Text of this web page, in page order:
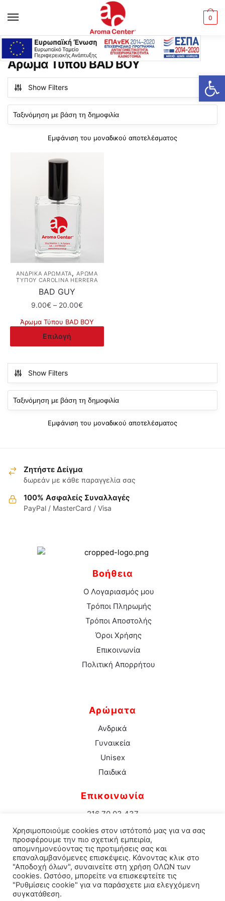
Ανοίξτε τη γραμμή εργαλείων
0
Αρχική σελίδα / Προϊόντα με ετικέτα “Άρωμα Τύπου BAD BOY”
Άρωμα Τύπου BAD BOY
Show Filters
Εμφάνιση του μοναδικού αποτελέσματος
ΑΝΔΡΙΚΑ ΑΡΩΜΑΤΑ,ΆΡΩΜΑ
ΤΎΠΟΥ CAROLINA HERRERA
BAD GUY
9.00€ – 20.00€Price
9.00€
20.00€
Άρωμα Τύπου BAD BOY
Επιλογή
Αυτό
το
έχει
πολλαπλές
παραλλαγές.
Οι
μπορούν
στη
σελίδα
προϊόντος
Show Filters
Εμφάνιση του μοναδικού αποτελέσματος
Ζητήστε Δείγμα
δωρεάν με κάθε παραγγελία σας
100% Ασφαλείς Συναλλαγές
PayPal / MasterCard / Visa
Βοήθεια
Ο Λογαριασμός μου
Τρόποι Πληρωμής
Τρόποι Αποστολής
Όροι Χρήσης
Επικοινωνία
Πολιτική Απορρήτου
Αρώματα
Ανδρικά
Γυναικεία
Unisex
Παιδικά
Επικοινωνία
216 70 03 437
info@aromacenter.gr
25ης Μαρτίου 1 Νέα Σμύρνη 171 21
© 2021 Aroma Center. All rights reserved.Κατασκευή
Χρησιμοποιούμε cookies στον ιστότοπό μας για να σας
προσφέρουμε την πιο σχετική εμπειρία,
απομνημονεύοντας τις προτιμήσεις σας και
επαναλαμβανόμενες επισκέψεις. Κάνοντας κλικ στο
"Αποδοχή όλων", συναινείτε στη χρήση ΟΛΩΝ των
cookies. Ωστόσο, μπορείτε να επισκεφτείτε τις
"Ρυθμίσεις cookie" για να παράσχετε μια ελεγχόμενη
συγκατάθεση.